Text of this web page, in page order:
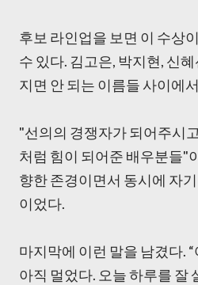
후보 라인업을 보면 이 수상
수 있다. 김고은, 박지현, 신
지면 안 되는 이름들 사이에
"선의의 경쟁자가 되어주시
처럼 힘이 되어준 배우분들"
향한 존경이면서 동시에 자
이었다.
마지막에 이런 말을 남겼다.
아직 멀었다. 오늘 하루를 잘